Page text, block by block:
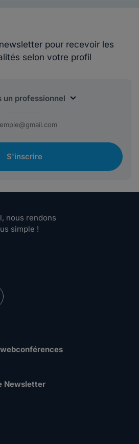
pour recevoir les
selon votre profil
S'inscrire
nous rendons
simple !
Newsletter